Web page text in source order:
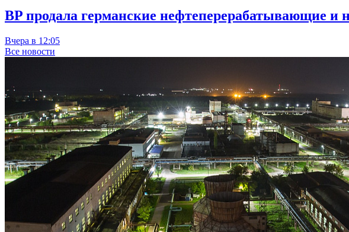
BP продала германские нефтеперерабатывающие и
Вчера в 12:05
Все новости